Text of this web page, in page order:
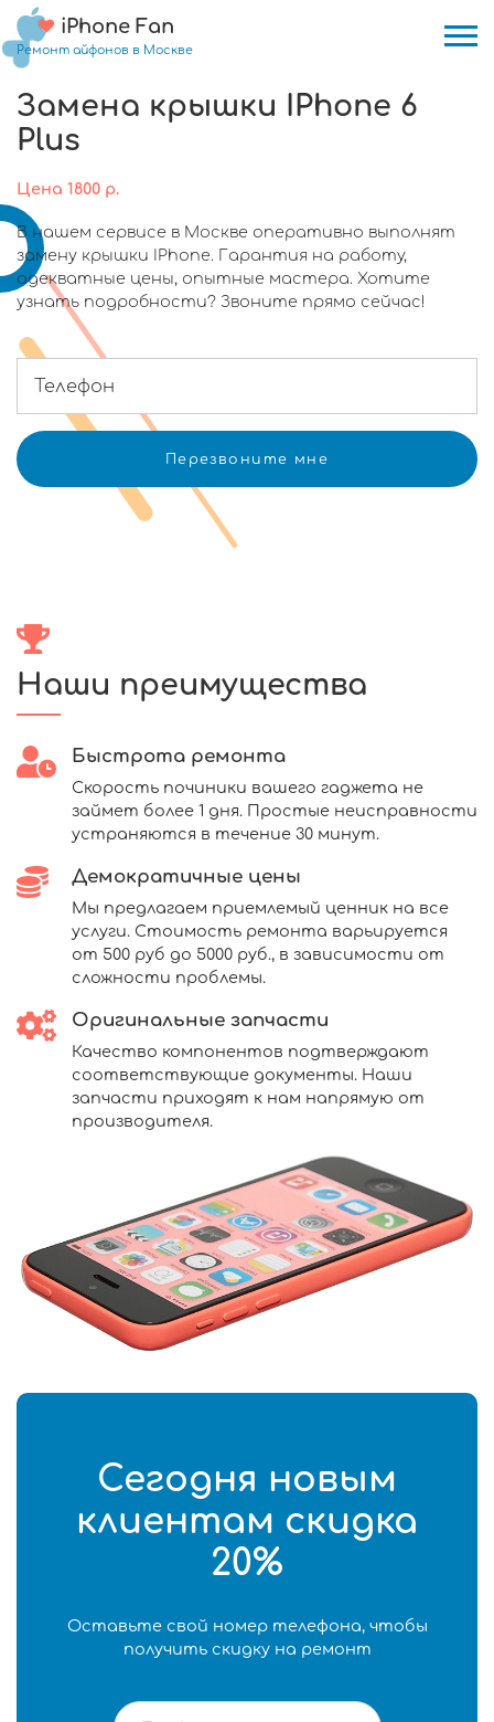
iPhone Fan
Ремонт айфонов в Москве
Замена крышки IPhone 6
Plus
Цена 1800 р.
В нашем сервисе в Москве оперативно выполнят
замену крышки IPhone. Гарантия на работу,
адекватные цены, опытные мастера. Хотите
узнать подробности? Звоните прямо сейчас!
Наши преимущества
Быстрота ремонта
Скорость починики вашего гаджета не
займет более 1 дня. Простые неисправности
устраняются в течение 30 минут.
Демократичные цены
Мы предлагаем приемлемый ценник на все
услуги. Стоимость ремонта варьируется
от 500 руб до 5000 руб., в зависимости от
сложности проблемы.
Оригинальные запчасти
Качество компонентов подтверждают
соответствующие документы. Наши
запчасти приходят к нам напрямую от
производителя.
Сегодня новым
клиентам скидка
20%
Оставьте свой номер телефона, чтобы
получить скидку на ремонт